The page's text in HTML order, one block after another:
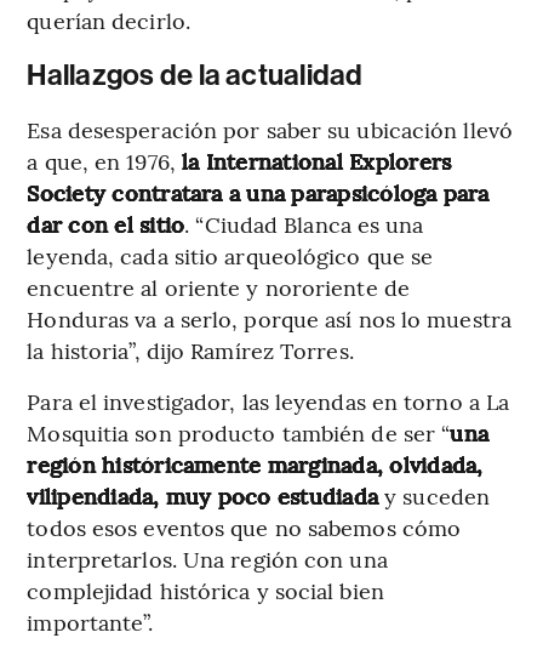
querían decirlo.
Hallazgos de la actualidad
Esa desesperación por saber su ubicación llevó
a que, en 1976, la International Explorers
Society contratara a una parapsicóloga para
dar con el sitio. “Ciudad Blanca es una
leyenda, cada sitio arqueológico que se
encuentre al oriente y nororiente de
Honduras va a serlo, porque así nos lo muestra
la historia”, dijo Ramírez Torres.
Para el investigador, las leyendas en torno a La
Mosquitia son producto también de ser “una
región históricamente marginada, olvidada,
vilipendiada, muy poco estudiaday suceden
todos esos eventos que no sabemos cómo
interpretarlos. Una región con una
complejidad histórica y social bien
importante”.